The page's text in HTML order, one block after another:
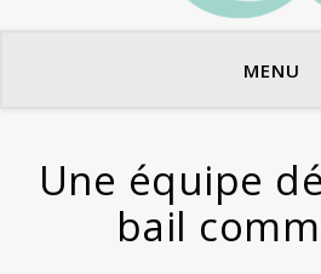
MENU
Une équipe
bail